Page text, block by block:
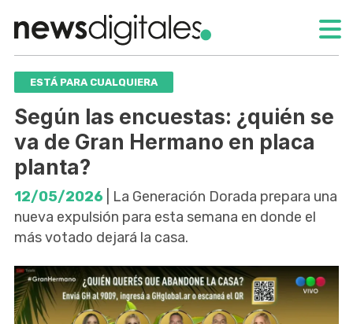
ESTÁ PARA CUALQUIERA
Según las encuestas: ¿quién se
va de Gran Hermano en placa
planta?
12/05/2026 | La Generación Dorada prepara una
nueva expulsión para esta semana en donde el
más votado dejará la casa.